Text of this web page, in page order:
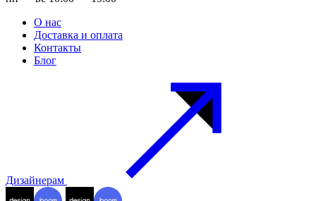
О нас
Доставка и оплата
Контакты
Блог
Дизайнерам